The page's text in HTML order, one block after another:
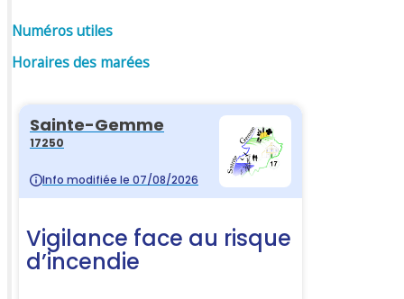
Numéros utiles
Horaires des marées